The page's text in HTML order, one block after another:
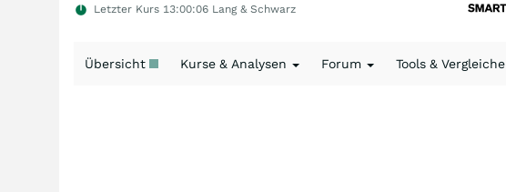
Letzter Kurs 13:00:06 Lang & Schwarz
Übersicht Kurse & Analysen Forum Tools & Vergleiche